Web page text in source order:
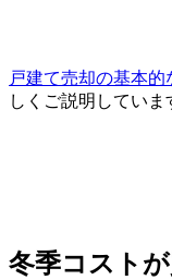
戸建て売却の基本
しくご説明していま
冬季コスト